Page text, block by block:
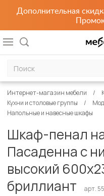
Дополнительная
Интернет-магазин мебели
Кухни и столовые группы
Напольные и навесные шкафы
Шкаф-пенал
Пасаденна с
высокий
бриллиант
арт.